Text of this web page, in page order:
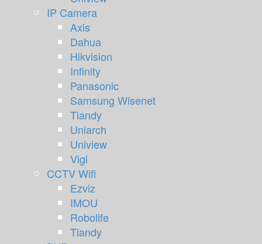
IP Camera
Axis
Dahua
Hikvision
Infinity
Panasonic
Samsung Wisenet
Tiandy
Uniarch
Uniview
Vigi
CCTV Wifi
Ezviz
IMOU
Robolife
Tiandy